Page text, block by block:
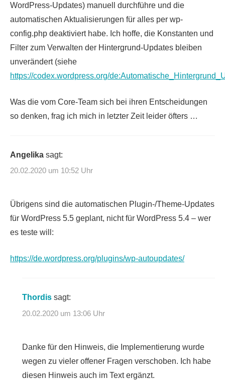
WordPress-Updates) manuell durchführe und die
automatischen Aktualisierungen für alles per wp-
config.php deaktiviert habe. Ich hoffe, die Konstanten und
Filter zum Verwalten der Hintergrund-Updates bleiben
unverändert (siehe
https://codex.wordpress.org/
Was die vom Core-Team sich bei ihren Entscheidungen
so denken, frag ich mich in letzter Zeit leider öfters …
Angelika sagt:
20.02.2020 um 10:52 Uhr
Übrigens sind die automatischen Plugin-/Theme-Updates
für WordPress 5.5 geplant, nicht für WordPress 5.4 – wer
es teste will:
https://de.wordpress.org/plugins/wp-autoupdates/
Thordis sagt:
20.02.2020 um 13:06 Uhr
Danke für den Hinweis, die Implementierung wurde
wegen zu vieler offener Fragen verschoben. Ich habe
diesen Hinweis auch im Text ergänzt.